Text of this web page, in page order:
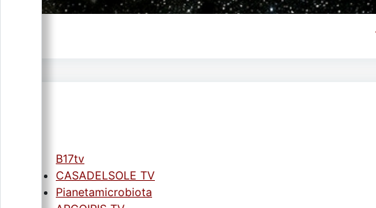
B17tv
CASADELSOLE TV
Pianetamicrobiota